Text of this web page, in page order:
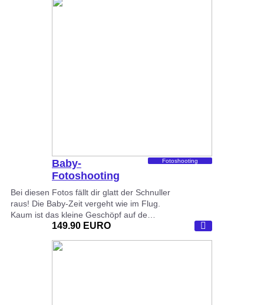
Baby-
Fotoshooting
Fotoshooting
Bei diesen Fotos fällt dir glatt der Schnuller
raus! Die Baby-Zeit vergeht wie im Flug.
Kaum ist das kleine Geschöpf auf de…
149.90 EURO